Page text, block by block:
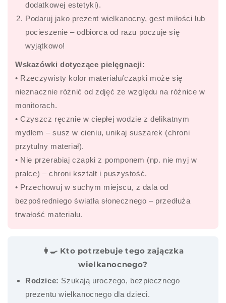
dodatkowej estetyki).
Podaruj jako prezent wielkanocny, gest miłości lub
pocieszenie – odbiorca od razu poczuje się
wyjątkowo!
Wskazówki dotyczące pielęgnacji:
• Rzeczywisty kolor materiału/czapki może się
nieznacznie różnić od zdjęć ze względu na różnice w
monitorach.
• Czyszcz ręcznie w ciepłej wodzie z delikatnym
mydłem – susz w cieniu, unikaj suszarek (chroni
przytulny materiał).
• Nie przerabiaj czapki z pomponem (np. nie myj w
pralce) – chroni kształt i puszystość.
• Przechowuj w suchym miejscu, z dala od
bezpośredniego światła słonecznego – przedłuża
trwałość materiału.
👩🍳 Kto potrzebuje tego zajączka
wielkanocnego?
Rodzice: Szukają uroczego, bezpiecznego
prezentu wielkanocnego dla dzieci.